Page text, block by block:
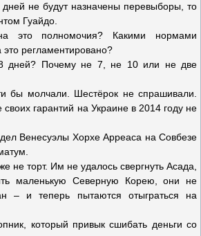
не будут назначены перевыборы, то
Гуайдо.
полномочия? Какими нормами
регламентировано?
дней? Почему не 7, не 10 или не две
бы молчали. Шестёрок не спрашивали.
гарантий на Украине в 2014 году не
Венесуэлы Хорхе Арреаса на Совбезе
не торт. Им не удалось свергнуть Асада,
маленькую Северную Корею, они не
– и теперь пытаются отыграться на
который привык сшибать деньги со